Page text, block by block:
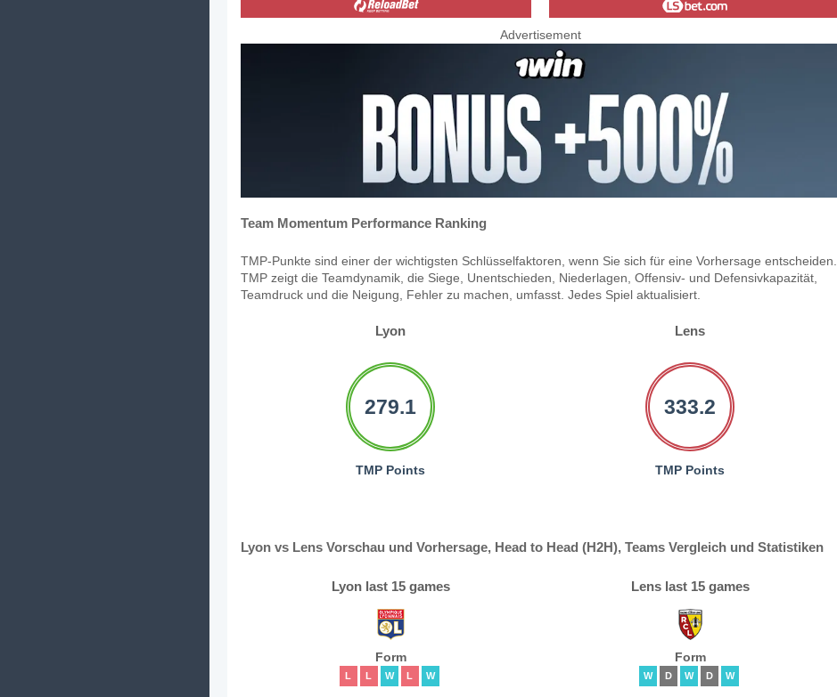
Advertisement
Team Momentum Performance Ranking
TMP-Punkte sind einer der wichtigsten Schlüsselfaktoren, wenn Sie sich für eine Vorhersage entscheiden.
TMP zeigt die Teamdynamik, die Siege, Unentschieden, Niederlagen, Offensiv- und Defensivkapazität,
Teamdruck und die Neigung, Fehler zu machen, umfasst. Jedes Spiel aktualisiert.
Lyon Lens
279.1
TMP Points
333.2
TMP Points
Lyon vs Lens Vorschau und Vorhersage, Head to Head (H2H), Teams Vergleich und Statistiken
Lyon last 15 games
Form
L L W L W
Lens last 15 games
Form
W D W D W